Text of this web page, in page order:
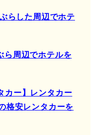
らした周辺でホテ
ら周辺でホテルを
カー】レンタカー
格安レンタカーを